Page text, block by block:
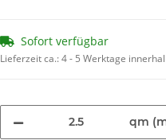
Sofort verfügbar
Lieferzeit ca.:4 - 5 Werktage
qm